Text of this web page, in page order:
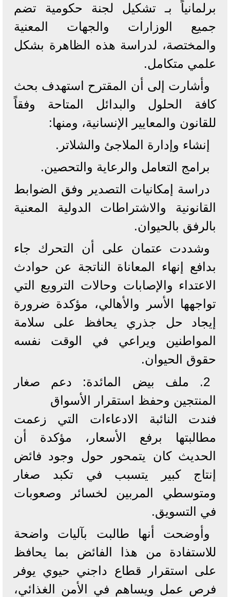
برلمانياً بـ تشكيل لجنة حكومية تضم
جميع الوزارات والجهات المعنية
والمختصة، لدراسة هذه الظاهرة بشكل
علمي متكامل.
وأشارت إلى أن المقترح استهدف بحث
كافة الحلول والبدائل المتاحة وفقاً
للقانون والمعايير الإنسانية، ومنها:
إنشاء وإدارة الملاجئ والشلاتر.
برامج التعامل والرعاية والتحصين.
دراسة إمكانيات التصدير وفق الضوابط
القانونية والاشتراطات الدولية المعنية
بالرفق بالحيوان.
وشددت عتمان على أن التحرك جاء
بدافع إنهاء المعاناة الناتجة عن حوادث
الاعتداء والإصابات وحالات الترويع التي
تواجهها الأسر والأهالي، مؤكدة ضرورة
إيجاد حل جذري يحافظ على سلامة
المواطنين ويراعي في الوقت نفسه
حقوق الحيوان.
2. ملف بيض المائدة: دعم صغار
المنتجين وحفظ استقرار الأسواق
فندت النائبة الادعاءات التي زعمت
مطالبتها برفع الأسعار، مؤكدة أن
الحديث كان يتمحور حول وجود فائض
إنتاج كبير يتسبب في تكبد صغار
ومتوسطي المربين لخسائر وصعوبات
في التسويق.
وأوضحت أنها طالبت بآليات واضحة
للاستفادة من هذا الفائض بما يحافظ
على استقرار قطاع داجني حيوي يوفر
فرص عمل ويساهم في الأمن الغذائي،